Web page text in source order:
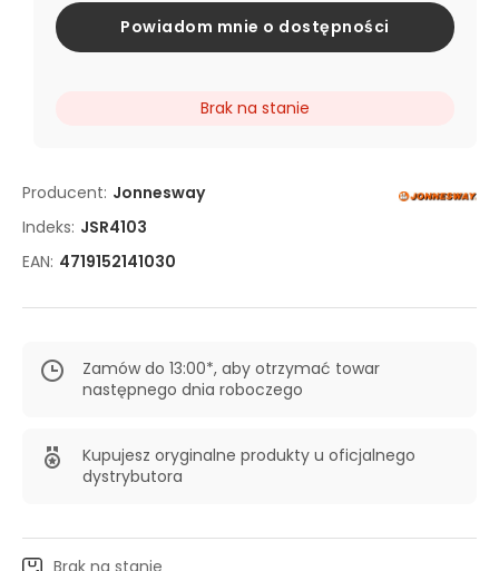
Producent: Jonnesway
Indeks: JSR4103
EAN: 4719152141030
Zamów do 13:00*, aby otrzymać towar
następnego dnia roboczego
Kupujesz oryginalne produkty u oficjalnego
dystrybutora
Brak na stanie
Powiadom mnie o dostępności
Brak na stanie